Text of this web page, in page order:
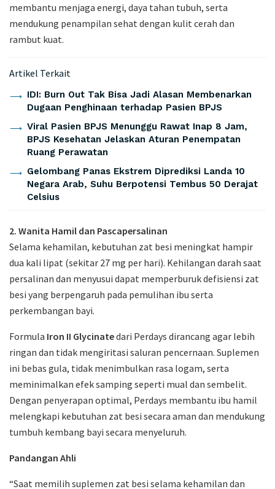
membantu menjaga energi, daya tahan tubuh, serta
mendukung penampilan sehat dengan kulit cerah dan
rambut kuat.
Artikel Terkait
IDI: Burn Out Tak Bisa Jadi Alasan Membenarkan
Dugaan Penghinaan terhadap Pasien BPJS
Viral Pasien BPJS Menunggu Rawat Inap 8 Jam,
BPJS Kesehatan Jelaskan Aturan Penempatan
Ruang Perawatan
Gelombang Panas Ekstrem Diprediksi Landa 10
Negara Arab, Suhu Berpotensi Tembus 50 Derajat
Celsius
2. Wanita Hamil dan Pascapersalinan
Selama kehamilan, kebutuhan zat besi meningkat hampir
dua kali lipat (sekitar 27 mg per hari). Kehilangan darah saat
persalinan dan menyusui dapat memperburuk defisiensi zat
besi yang berpengaruh pada pemulihan ibu serta
perkembangan bayi.
Formula Iron II Glycinatedari Perdays dirancang agar lebih
ringan dan tidak mengiritasi saluran pencernaan. Suplemen
ini bebas gula, tidak menimbulkan rasa logam, serta
meminimalkan efek samping seperti mual dan sembelit.
Dengan penyerapan optimal, Perdays membantu ibu hamil
melengkapi kebutuhan zat besi secara aman dan mendukung
tumbuh kembang bayi secara menyeluruh.
Pandangan Ahli
“Saat memilih suplemen zat besi selama kehamilan dan